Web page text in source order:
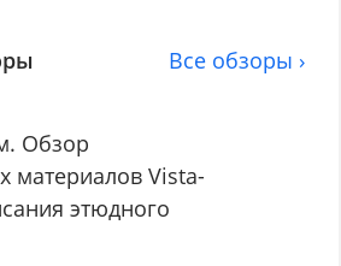
Все обзоры ›
Обзор
материалов Vista-
этюдного